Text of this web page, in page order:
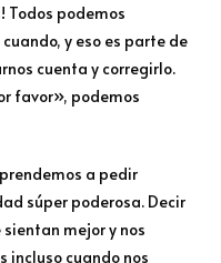
Todos podemos
y eso es parte de
cuenta y corregirlo.
favor», podemos
a pedir
súper poderosa. Decir
mejor y nos
incluso cuando nos